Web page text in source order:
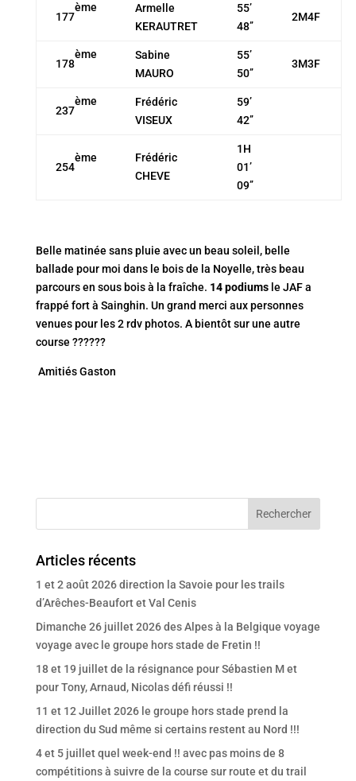
177
ème
Armelle
KERAUTRET
55’
48’’
2M4F
178
ème
Sabine
MAURO
55’
50’’
3M3F
237
ème
Frédéric
VISEUX
59’
42’’
254
ème
Frédéric
CHEVE
1H
01’
09’’
Belle matinée sans pluie avec un beau soleil, belle
ballade pour moi dans le bois de la Noyelle, très beau
parcours en sous bois à la fraîche. 14 podiumsle JAF a
frappé fort à Sainghin. Un grand merci aux personnes
venues pour les 2 rdv photos. A bientôt sur une autre
course ??????
Amitiés Gaston
Articles récents
1 et 2 août 2026 direction la Savoie pour les trails
d’Arêches-Beaufort et Val Cenis
Dimanche 26 juillet 2026 des Alpes à la Belgique voyage
voyage avec le groupe hors stade de Fretin !!
18 et 19 juillet de la résignance pour Sébastien M et
pour Tony, Arnaud, Nicolas défi réussi !!
11 et 12 Juillet 2026 le groupe hors stade prend la
direction du Sud même si certains restent au Nord !!!
4 et 5 juillet quel week-end !! avec pas moins de 8
compétitions à suivre de la course sur route et du trail